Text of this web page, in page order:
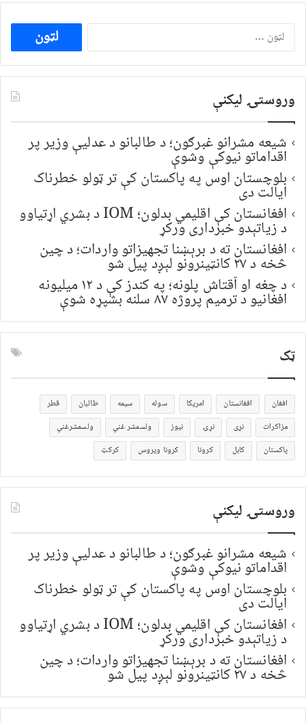
ددی
لپاره
لټون:
وروستۍ ليکنې
شیعه مشرانو غبرګون؛ د طالبانو د عدلیې وزیر پر
اقداماتو نیوکې وشوې
بلوچستان اوس په پاکستان کې تر ټولو خطرناک
ایالت دی
افغانستان کې اقلیمي بدلون؛ IOM د بشري اړتیاوو
د زیاتېدو خبرداری ورکړ
افغانستان ته د برېښنا تجهیزاتو واردات؛ د چین
څخه د ۲۷ کانټینرونو لېږد پیل شو
د چغه او آقتاش پلونه؛ په کندز کې د ۱۲ میلیونه
افغانیو د ترمیم پروژه ۸۷ سلنه بشپړه شوې
ټک
افغان افغانستان امریکا سوله سیمه طالبان
قطر
مزاکرات
نړی نړۍ نیوز ولسمشر غني
ولسمشرغني
پاکستان
کابل کرونا کرونا ویروس کرکټ
وروستۍ ليکنې
شیعه مشرانو غبرګون؛ د طالبانو د عدلیې وزیر پر
اقداماتو نیوکې وشوې
بلوچستان اوس په پاکستان کې تر ټولو خطرناک
ایالت دی
افغانستان کې اقلیمي بدلون؛ IOM د بشري اړتیاوو
د زیاتېدو خبرداری ورکړ
افغانستان ته د برېښنا تجهیزاتو واردات؛ د چین
څخه د ۲۷ کانټینرونو لېږد پیل شو